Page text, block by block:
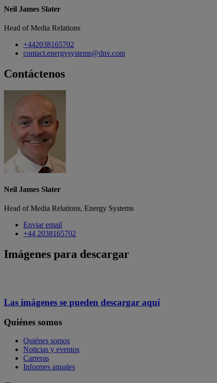
Neil James Slater
Head of Media Relations
+442038165702
contact.energysystems@dnv.com
Contáctenos
Neil James Slater
Head of Media Relations, Energy Systems
Enviar email
+44 2038165702
Imágenes para descargar
Las imágenes se pueden descargar aquí
Quiénes somos
Quiénes somos
Noticias y eventos
Carreras
Informes anuales